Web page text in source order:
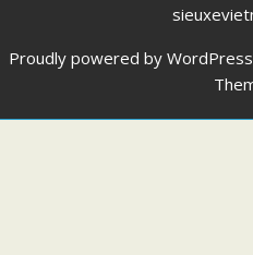
Proudly powered by WordPress